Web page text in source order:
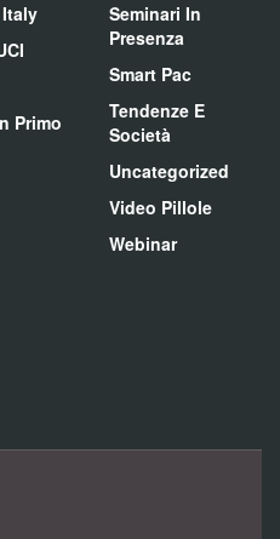
Primo
Seminari In
Presenza
Smart Pac
Tendenze E
Società
Uncategorized
Video Pillole
Webinar